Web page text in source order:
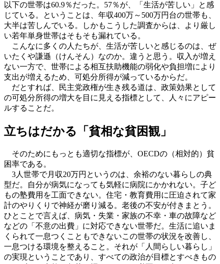
以下の世帯は60.9％だった。57％が、「生活が苦しい」と感
じている。ということは、年収400万～500万円台の世帯も、
大半は苦しんでいる。しかもこうした調査からは、より厳し
い若年単身世帯はそもそも漏れている。
こんなに多くの人たちが、生活が苦しいと感じるのは、ぜ
いたくや謙遜（けんそん）なのか。違うと思う。収入が増え
ない一方で、世帯による相互扶助機能の弱化や負担増により
支出が増えるため、可処分所得が減っているからだ。
だとすれば、民主党政権が生き残る道は、政策効果として
の可処分所得の増大を目に見える指標として、人々にアピー
ルすることだ。
立ちはだかる「貧相な貧困観」
そのためにもっとも適切な指標が、OECDの（相対的）貧
困率である。
3人世帯で月収20万円というのは、余裕のない暮らしの典
型だ。自分が病気になっても気軽に病院にかかれない。子ど
もの塾費用を工面できない。住宅・教育費用に圧迫されて家
計のやりくりで神経が磨り減る。老後の不安が付きまとう。
ひとことで言えば、病気・失業・家族の不幸・車の故障など
などの「不意の出費」に対応できない世帯だ。生活に追いま
くられて一息つくこともできないこの世帯の状況を改善し、
一息つける環境を整えること。それが「人間らしい暮らし」
の実現ということであり、すべての政治が目標とすべきもの